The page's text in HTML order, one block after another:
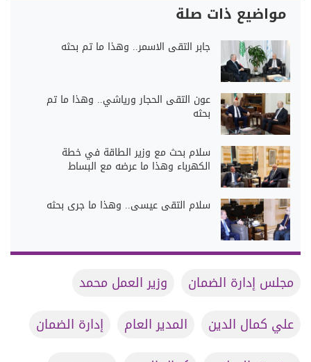
مواضيع ذات صلة
جابر التقى الاسمر.. وهذا ما تم بحثه
عون التقى الحجار ورياشي.. وهذا ما تم
بحثه
سلام بحث مع وزير الطاقة في خطة
الكهرباء وهذا ما عرضه مع البساط
سلام التقى عيسى.. وهذا ما جرى بحثه
مجلس إدارة الضمان
وزير العمل محمد
علي كمال الدين
المدير العام
إدارة الضمان